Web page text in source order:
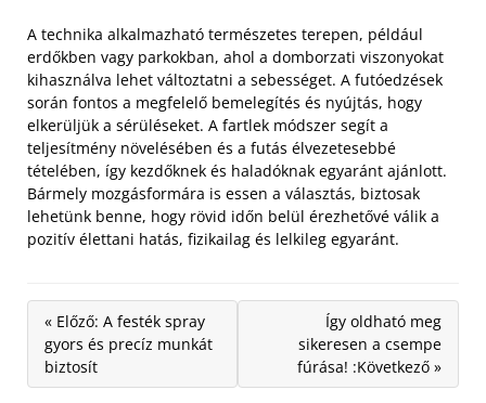
A technika alkalmazható természetes terepen, például
erdőkben vagy parkokban, ahol a domborzati viszonyokat
kihasználva lehet változtatni a sebességet. A futóedzések
során fontos a megfelelő bemelegítés és nyújtás, hogy
elkerüljük a sérüléseket. A fartlek módszer segít a
teljesítmény növelésében és a futás élvezetesebbé
tételében, így kezdőknek és haladóknak egyaránt ajánlott.
Bármely mozgásformára is essen a választás, biztosak
lehetünk benne, hogy rövid időn belül érezhetővé válik a
pozitív élettani hatás, fizikailag és lelkileg egyaránt.
« Előző: A festék spray
gyors és precíz munkát
biztosít
Így oldható meg
sikeresen a csempe
fúrása! :Következő »